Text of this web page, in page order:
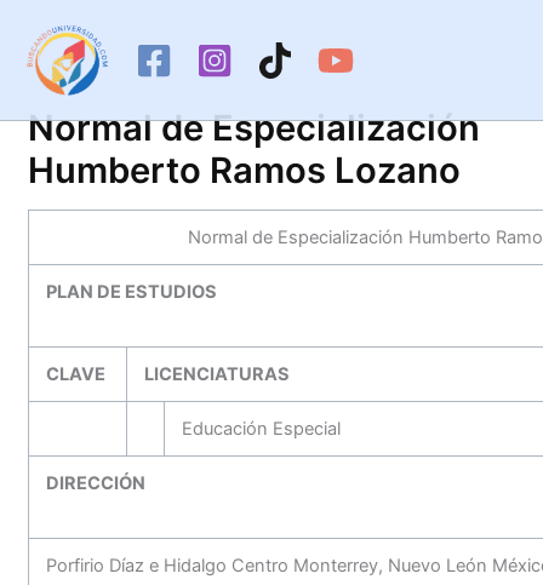
contenido
Normal de Especialización
Humberto Ramos Lozano
Normal de Especialización Humberto
PLAN DE ESTUDIOS
CLAVE LICENCIATURAS
Educación Especial
DIRECCIÓN
Porfirio Díaz e Hidalgo Centro Monterrey, Nuevo León